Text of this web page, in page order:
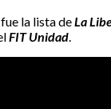
la lista deLa
FIT Unidad